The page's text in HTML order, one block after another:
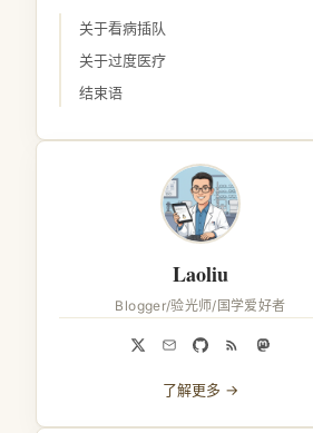
Laoliu
Blogger/验光师/国学爱好者
了解更多 →
关于看病插队
关于过度医疗
结束语